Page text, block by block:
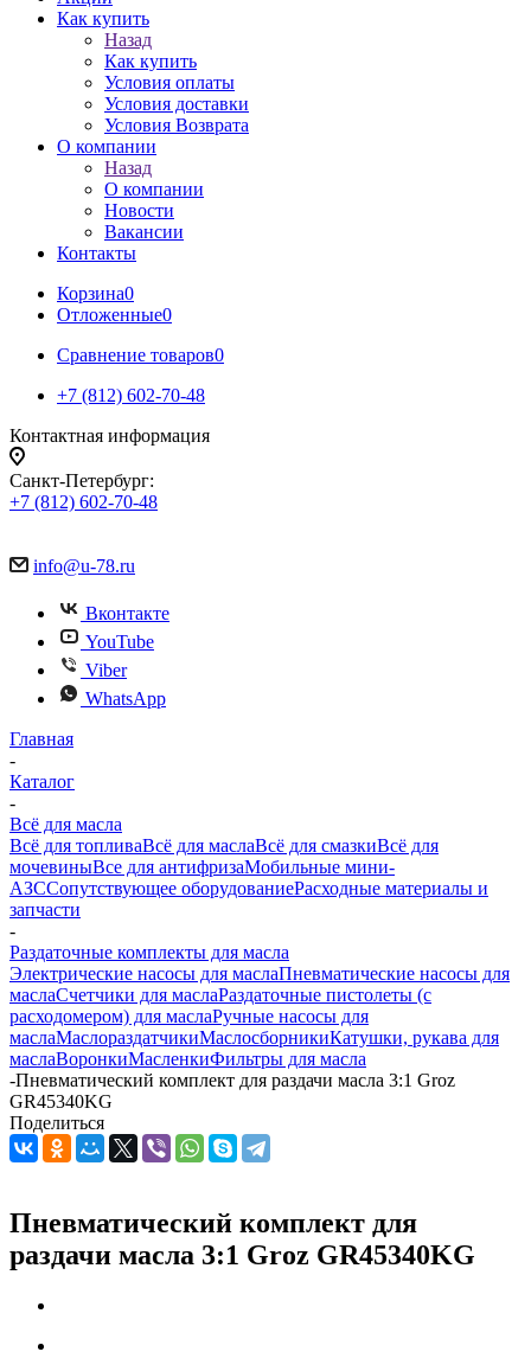
Как купить
Назад
Как купить
Условия оплаты
Условия доставки
Условия Возврата
О компании
Назад
О компании
Новости
Вакансии
Контакты
Корзина0
Отложенные0
Сравнение товаров0
+7 (812) 602-70-48
Контактная информация
Санкт-Петербург:
+7 (812) 602-70-48
info@u-78.ru
Вконтакте
YouTube
Viber
WhatsApp
Главная
-
Каталог
-
Всё для масла
Всё для топливаВсё для маслаВсё для смазкиВсё для
мочевиныВсе для антифризаМобильные мини-
АЗССопутствующее оборудованиеРасходные материалы и
запчасти
-
Раздаточные комплекты для масла
Электрические насосы для маслаПневматические насосы для
маслаСчетчики для маслаРаздаточные пистолеты (с
расходомером) для маслаРучные насосы для
маслаМаслораздатчикиМаслосборникиКатушки, рукава для
маслаВоронкиМасленкиФильтры для масла
-Пневматический комплект для раздачи масла 3:1 Groz
GR45340KG
Поделиться
Пневматический комплект для
раздачи масла 3:1 Groz GR45340KG